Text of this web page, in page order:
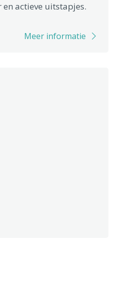
actieve uitstapjes.
Meer informatie